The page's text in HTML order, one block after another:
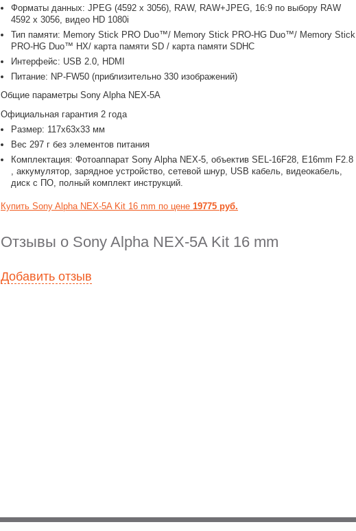
Форматы данных: JPEG (4592 x 3056), RAW, RAW+JPEG, 16:9 по выбору RAW
4592 x 3056, видео HD 1080i
Тип памяти: Memory Stick PRO Duo™/ Memory Stick PRO-HG Duo™/ Memory Stick
PRO-HG Duo™ HX/ карта памяти SD / карта памяти SDHC
Интерфейс: USB 2.0, HDMI
Питание: NP-FW50 (приблизительно 330 изображений)
Общие параметры Sony Alpha NEX-5A
Официальная гарантия 2 года
Размер: 117x63x33 мм
Вес 297 г без элементов питания
Комплектация: Фотоаппарат Sony Alpha NEX-5, объектив SEL-16F28, E16mm F2.8
, аккумулятор, зарядное устройство, сетевой шнур, USB кабель, видеокабель,
диск с ПО, полный комплект инструкций.
Купить Sony Alpha NEX-5A Kit 16 mm по цене 19775 руб.
Отзывы о Sony Alpha NEX-5A Kit 16 mm
Добавить отзыв